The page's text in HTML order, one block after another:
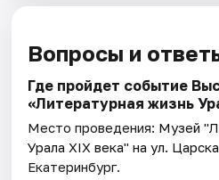
Вопросы и
Где пройдет событие
«Литературная жизнь
Место проведения: Музей
Урала XIX века" на ул.
Екатеринбург.